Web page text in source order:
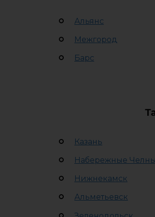
Альянс
Межгород
Барс
Казань
Набережные Челны
Нижнекамск
Альметьевск